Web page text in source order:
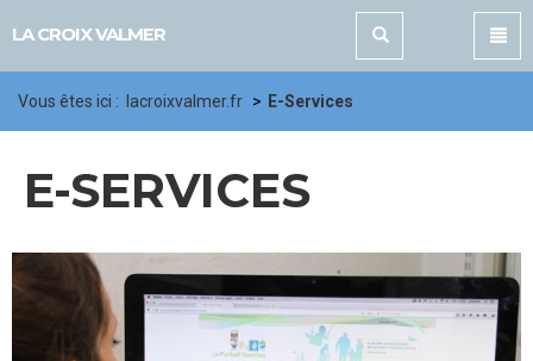
LA CROIX VALMER
Vous êtes ici : lacroixvalmer.fr E-Services
E-SERVICES